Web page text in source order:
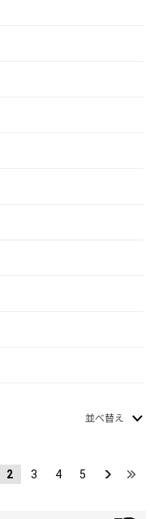
並べ替え
2 3 4 5